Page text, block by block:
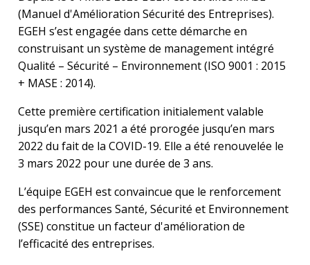
(Manuel d'Amélioration Sécurité des Entreprises).
EGEH s’est engagée dans cette démarche en
construisant un système de management intégré
Qualité – Sécurité – Environnement (ISO 9001 : 2015
+ MASE : 2014).
Cette première certification initialement valable
jusqu’en mars 2021 a été prorogée jusqu’en mars
2022 du fait de la COVID-19. Elle a été renouvelée le
3 mars 2022 pour une durée de 3 ans.
L’équipe EGEH est convaincue que le renforcement
des performances Santé, Sécurité et Environnement
(SSE) constitue un facteur d'amélioration de
l’efficacité des entreprises.